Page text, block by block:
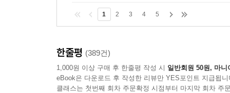
1 2 3 4 5
한줄평 (389건)
1,000원 이상 구매 후 한줄평 작성 시 일반회원 50원, 마니
eBook은 다운로드 후 작성한 리뷰만 YES포인트 지급됩니
클래스는 첫번째 회차 주문확정 시점부터 마지막 회차 주